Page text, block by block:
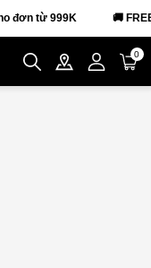
đơn từ 999K 🚚
0